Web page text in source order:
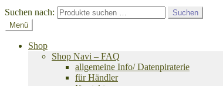
Suchen nach:
Suchen
Menü
Shop
Shop Navi – FAQ
allgemeine Info/ Datenpiraterie
für Händler